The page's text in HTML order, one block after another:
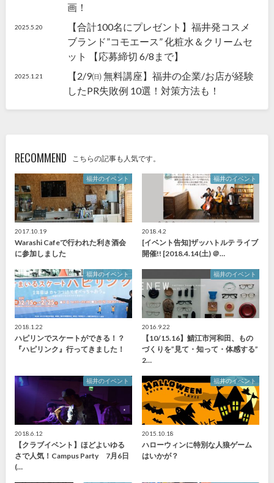
画！
2025.5.20
【合計100名にプレゼント】福井発コスメ
ブランド”コモエース” 化粧水＆クリームセ
ット 【応募締切 6/8まで】
2025.1.21
【2/9㈰ 無料講座】福井の企業/お店が経験
したPR失敗例 10選！対策方法も！
RECOMMEND こちらの記事も人気です。
福井のイベント
2017.10.19
Warashi Cafeで行われた利き酒会
に参加しました
福井のイベント
2018.4.2
[イベント告知]ザッハトルテ ライブ
開催!! [2018.4.14(土) ＠…
福井のイベント
2018.1.22
ハピリンでスケートができる！？
『ハピリンク』行ってきました！
福井のイベント
2016.9.22
【10/15.16】鯖江市河和田、もの
づくりを”見て・知って・体感する”
2…
福井のイベント
2018.6.12
【クラブイベント】ほどよいゆる
さで人気！Campus Party 7月6日
(…
福井のイベント
2015.10.18
ハローウィンに特別な人狼ゲーム
はいかが？